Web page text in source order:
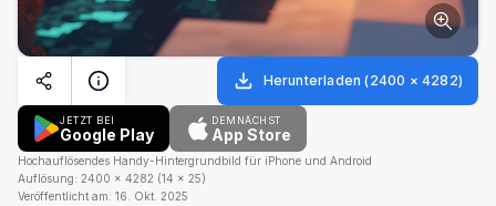
Herunterladen (2400 × 4282)
JETZT BEI
Google Play
DEMNÄCHST
App Store
Hochauflösendes Handy-Hintergrundbild für iPhone und Android
Auflösung: 2400 × 4282 (14 × 25)
Veröffentlicht am: 16. Okt. 2025